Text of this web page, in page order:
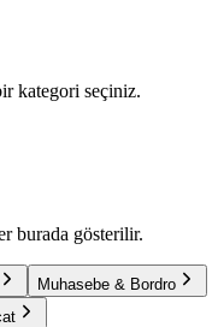
kategori seçiniz.
burada gösterilir.
Muhasebe & Bordro